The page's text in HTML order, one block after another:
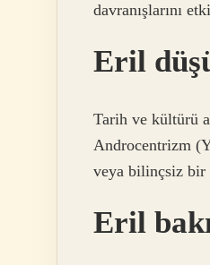
davranışlarını
Eril
Tarih ve kültürü
Androcentrizm
veya bilinçsiz bir
Eril